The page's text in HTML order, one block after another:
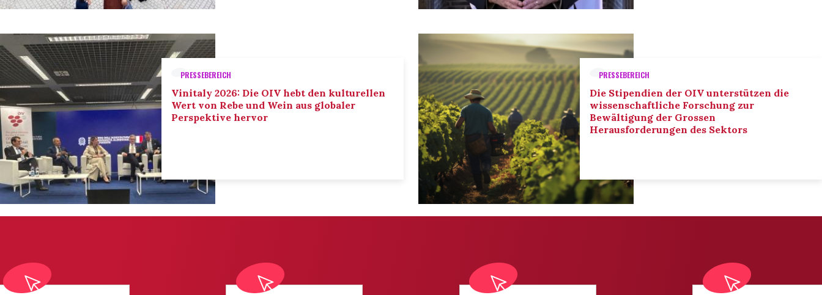
PRESSEBEREICH
Vinitaly 2026: Die OIV hebt den kulturellen
Wert von Rebe und Wein aus globaler
Perspektive hervor
PRESSEBEREICH
Die Stipendien der OIV unterstützen die
wissenschaftliche Forschung zur
Bewältigung der Grossen
Herausforderungen des Sektors